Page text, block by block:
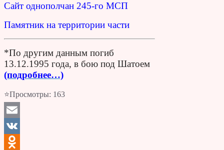
Сайт однополчан 245-го МСП
Памятник на территории части
*По другим данным погиб
13.12.1995 года, в бою под Шатоем
(подробнее…)
⭐Просмотры: 163
Email
VK